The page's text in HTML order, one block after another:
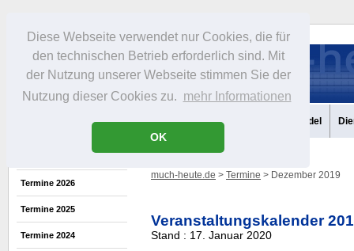
Diese Webseite verwendet nur Cookies, die für
den technischen Betrieb erforderlich sind. Mit
der Nutzung unserer Webseite stimmen Sie der
Nutzung dieser Cookies zu. mehr Informationen
OK
Portrait Infos Freizeit Gastronomie Handel
Termine 2026
Termine 2025
Termine 2024
much-heute.de > Termine > Dezember 2019
Veranstaltungskalender
Stand : 17. Januar 2020